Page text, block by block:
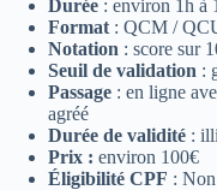
Durée : environ 1h à
Format : QCM /
Notation : score sur
Seuil de validation :
Passage : en ligne
agréé
Durée de validité :
Prix : environ 100€
Éligibilité CPF : Non